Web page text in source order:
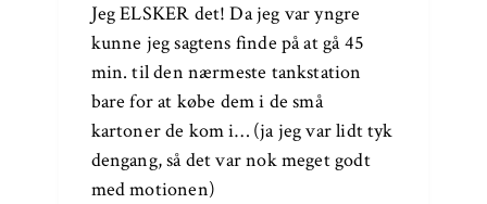
Jeg ELSKER det! Da jeg var yngre
kunne jeg sagtens finde på at gå 45
min. til den nærmeste tankstation
bare for at købe dem i de små
kartoner de kom i… (ja jeg var lidt tyk
dengang, så det var nok meget godt
med motionen)